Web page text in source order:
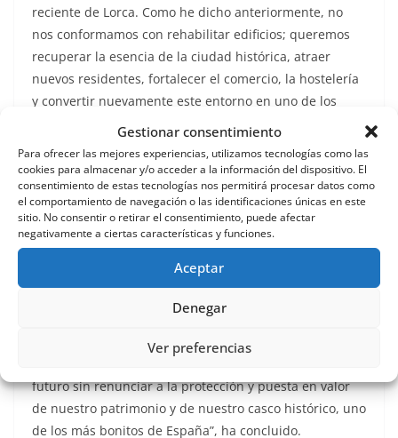
Gestionar consentimiento
Para ofrecer las mejores experiencias, utilizamos tecnologías como las
cookies para almacenar y/o acceder a la información del dispositivo. El
consentimiento de estas tecnologías nos permitirá procesar datos como
el comportamiento de navegación o las identificaciones únicas en este
sitio. No consentir o retirar el consentimiento, puede afectar
negativamente a ciertas características y funciones.
Aceptar
Denegar
Ver preferencias
reciente de Lorca. Como he dicho anteriormente, no
nos conformamos con rehabilitar edificios; queremos
recuperar la esencia de la ciudad histórica, atraer
nuevos residentes, fortalecer el comercio, la hostelería
y convertir nuevamente este entorno en uno de los
espacios más atractivos de la Región de Murcia”, ha
afirmado.
Por último, el alcalde ha agradecido el trabajo
desarrollado por los técnicos municipales de
Urbanismo y Patrimonio, así como la colaboración
mantenida con la Comunidad Autónoma durante toda
trabajo coordinado hemos podido convertir un
problema enquistado durante años en una
futuro sin renunciar a la protección y puesta en valor
de nuestro patrimonio y de nuestro casco histórico, uno
de los más bonitos de España”, ha concluido.